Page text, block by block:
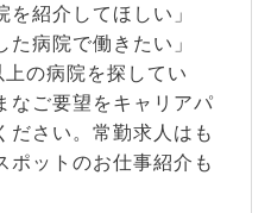
を紹介してほしい」
た病院で働きたい」
上の病院を探してい
なご要望をキャリアパ
ださい。常勤求人はも
ポットのお仕事紹介も